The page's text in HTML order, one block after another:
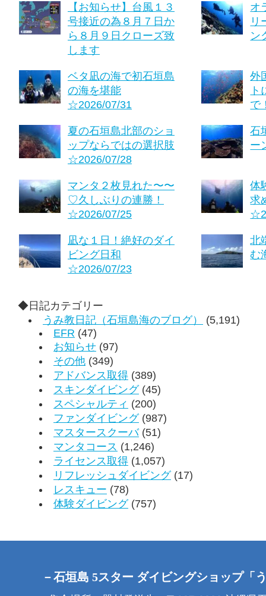
【お知らせ】台風１３
号接近の為８月７日か
ら８月９日クローズ致
します
オ
リ
ン
ベタ凪の海で初石垣島
の海を堪能
☆2026/07/31
外
ト
で
夏の石垣島北部のショ
ップならではの選択肢
☆2026/07/28
石
ー
マンタ２枚見れた〜〜
♡久しぶりの連勝！
☆2026/07/25
体
求
凪な１日！絶好のダイ
ビング日和
☆2026/07/23
北
む
◆日記カテゴリー
うみ教日記（石垣島海のブログ）
(5,191)
EFR (47)
お知らせ (97)
その他 (349)
アドバンス取得 (389)
スキンダイビング(45)
スペシャルティ (200)
ファンダイビング(987)
マスタースクーバ(51)
マンタコース (1,246)
ライセンス取得 (1,057)
リフレッシュダイビング(17)
レスキュー (78)
体験ダイビング(757)
－石垣島 5スター ダイビングショップ「